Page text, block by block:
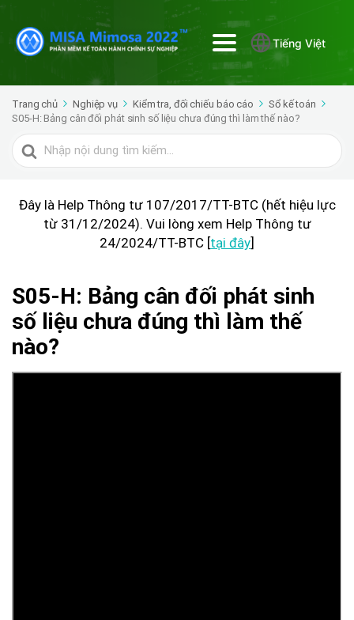
Tiếng Việt
Trang chủ Nghiệp vụ Kiểm tra, đối chiếu báo cáo
Sổ kế toán
S05-H: Bảng cân đối phát sinh số liệu chưa đúng thì làm thế nào?
Tìm
kiếm
Đây là Help Thông tư 107/2017/TT-BTC (hết hiệu lực
từ 31/12/2024). Vui lòng xem Help Thông tư
24/2024/TT-BTC [tại đây]
S05-H: Bảng cân đối phát sinh
số liệu chưa đúng thì làm thế
nào?